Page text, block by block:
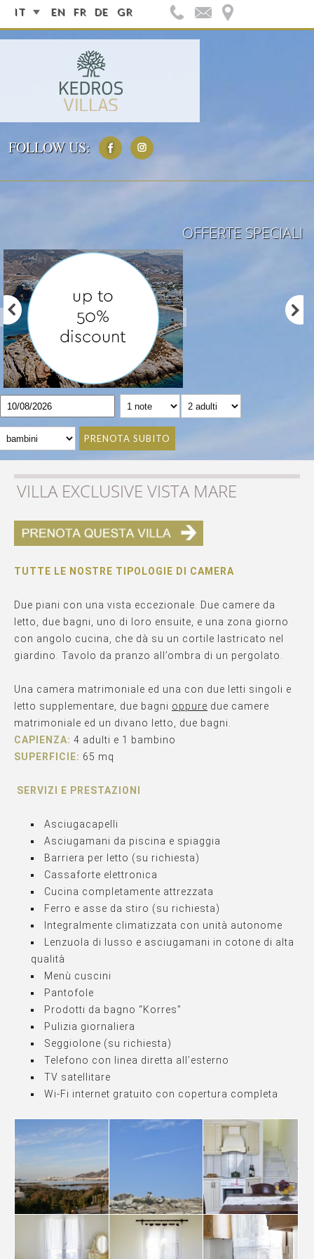
IT EN FR DE GR
FOLLOW US:
OFFERTE SPECIALI
PRENOTA SUBITO
VILLA EXCLUSIVE VISTA MARE
TUTTE LE NOSTRE TIPOLOGIE DI CAMERA
Due piani con una vista eccezionale. Due camere da
letto, due bagni, uno di loro ensuite, e una zona giorno
con angolo cucina, che dà su un cortile lastricato nel
giardino. Tavolo da pranzo all’ombra di un pergolato.
Una camera matrimoniale ed una con due letti singoli e
letto supplementare, due bagni oppure due camere
matrimoniale ed un divano letto, due bagni.
CAPIENZA: 4 adulti e 1 bambino
SUPERFICIE: 65 mq
SERVIZI E PRESTAZIONI
Asciugacapelli
Asciugamani da piscina e spiaggia
Barriera per letto (su richiesta)
Cassaforte elettronica
Cucina completamente attrezzata
Ferro e asse da stiro (su richiesta)
Integralmente climatizzata con unità autonome
Lenzuola di lusso e asciugamani in cotone di alta
qualità
Menù cuscini
Pantofole
Prodotti da bagno “Korres”
Pulizia giornaliera
Seggiolone (su richiesta)
Telefono con linea diretta all’esterno
TV satellitare
Wi-Fi internet gratuito con copertura completa